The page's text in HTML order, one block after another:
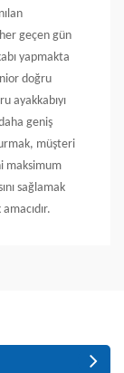
geçen gün
yapmakta
doğru
ayakkabıyı
geniş
müşteri
maksimum
sağlamak